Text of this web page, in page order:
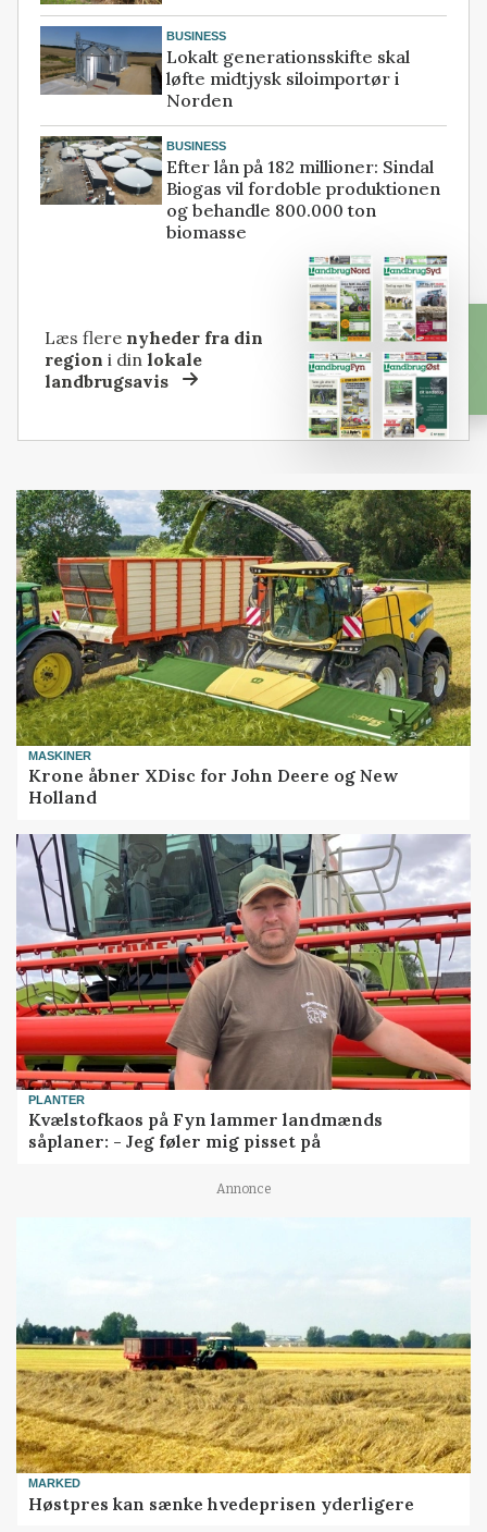
BUSINESS
Lokalt generationsskifte skal
løfte midtjysk siloimportør i
Norden
BUSINESS
Efter lån på 182 millioner: Sindal
Biogas vil fordoble produktionen
og behandle 800.000 ton
biomasse
Læs flere nyheder fra din
region i dinlokale
landbrugsavis
MASKINER
Krone åbner XDisc for John Deere og New
Holland
PLANTER
Kvælstofkaos på Fyn lammer landmænds
såplaner: - Jeg føler mig pisset på
Annonce
MARKED
Høstpres kan sænke hvedeprisen yderligere